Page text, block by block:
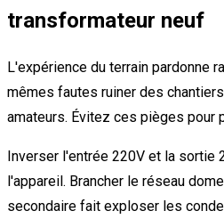
transformateur neuf
L'expérience du terrain pardonne
mêmes fautes ruiner des
amateurs. Évitez ces pièges pour
Inverser l'entrée 220V et la sortie
l'appareil. Brancher le réseau
secondaire fait exploser les